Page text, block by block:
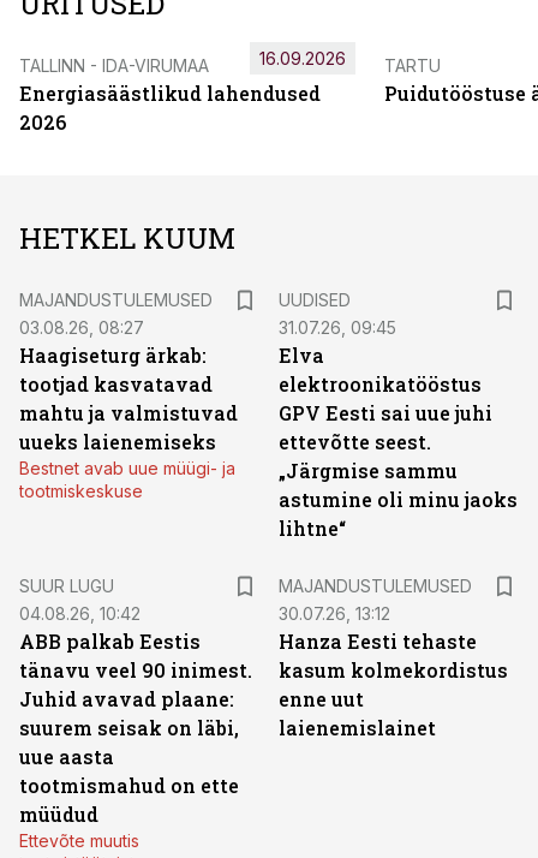
TALLINN - IDA-VIRUMAA
Energiasäästlikud lahendused
2026
16.09.2026 TARTU
Puidutööstuse
HETKEL KUUM
MAJANDUSTULEMUSED
03.08.26, 08:27
Haagiseturg ärkab:
tootjad kasvatavad
mahtu ja valmistuvad
uueks laienemiseks
Bestnet avab uue müügi- ja
tootmiskeskuse
UUDISED
31.07.26, 09:45
Elva
elektroonikatööstus
GPV Eesti sai uue juhi
ettevõtte seest.
„Järgmise sammu
astumine oli minu jaoks
lihtne“
SUUR LUGU
04.08.26, 10:42
ABB palkab Eestis
tänavu veel 90 inimest.
Juhid avavad plaane:
suurem seisak on läbi,
uue aasta
tootmismahud on ette
müüdud
Ettevõte muutis
MAJANDUSTULEMUSED
30.07.26, 13:12
Hanza Eesti tehaste
kasum kolmekordistus
enne uut
laienemislainet